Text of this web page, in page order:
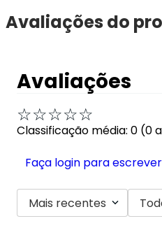
Avaliações do
Avaliações
☆☆☆☆☆
Classificação média: 0 (0
Faça login para
Mais recentes